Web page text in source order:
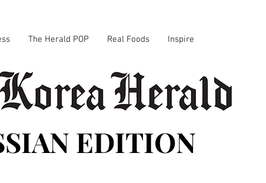
The Herald POP Real Foods Inspire
EDITION